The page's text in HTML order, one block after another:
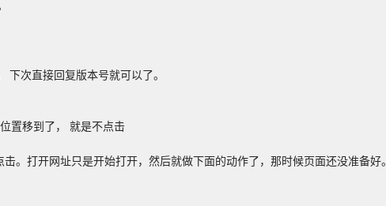
次直接回复版本号就可以了。
置移到了， 就是不点击
。打开网址只是开始打开，然后就做下面的动作了，那时候页面还没准备好